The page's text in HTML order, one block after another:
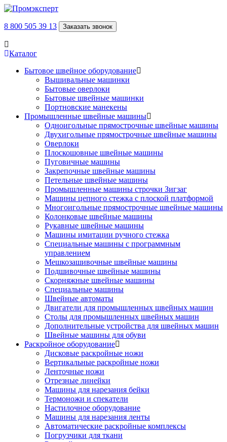
8 800 505 39 13 Заказать звонок
Каталог
Бытовое швейное оборудование
Вышивальные машинки
Бытовые оверлоки
Бытовые швейные машинки
Портновские манекены
Промышленные швейные машины
Одноигольные прямострочные швейные машины
Двухигольные прямострочные швейные машины
Оверлоки
Плоскошовные швейные машины
Пуговичные машины
Закрепочные швейные машины
Петельные швейные машины
Промышленные машины строчки Зигзаг
Машины цепного стежка с плоской платформой
Многоигольные прямострочные швейные машины
Колонковые швейные машины
Рукавные швейные машины
Машины имитации ручного стежка
Специальные машины с программным
управлением
Мешкозашивочные швейные машины
Подшивочные швейные машины
Скорняжные швейные машины
Специальные машины
Швейные автоматы
Двигатели для промышленных швейных машин
Столы для промышленных швейных машин
Дополнительные устройства для швейных машин
Швейные машины для обуви
Раскройное оборудование
Дисковые раскройные ножи
Вертикальные раскройные ножи
Ленточные ножи
Отрезные линейки
Машины для нарезания бейки
Термоножи и спекатели
Настилочное оборудование
Машины для нарезания ленты
Автоматические раскройные комплексы
Погрузчики для ткани